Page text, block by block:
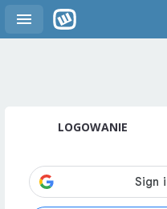
LOGOWANIE